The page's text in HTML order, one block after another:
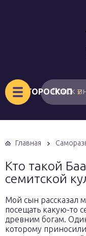
ГОРОСКОП
Главная
Кто такой
семитской
Мой сын рассказал
посещать какую-то
древним богам.
которому